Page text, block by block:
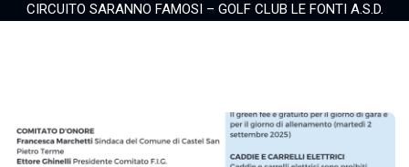
CIRCUITO SARANNO FAMOSI – GOLF CLUB LE FONTI A.S.D.